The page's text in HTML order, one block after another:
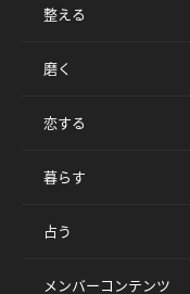
整える
磨く
恋する
暮らす
占う
メンバーコンテンツ